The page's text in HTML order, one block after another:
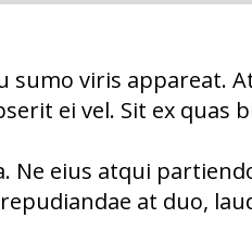
viris appareat.
ei vel. Sit ex
Ne eius atqui
at duo,